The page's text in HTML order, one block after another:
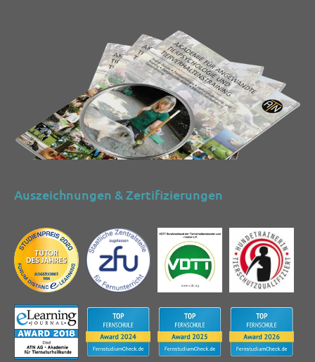
Auszeichnungen & Zertifizierungen